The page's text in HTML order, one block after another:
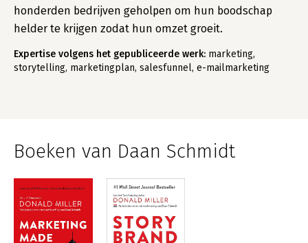
honderden bedrijven geholpen om hun boodschap
helder te krijgen zodat hun omzet groeit.
Expertise volgens het gepubliceerde werk: marketing,
storytelling, marketingplan, salesfunnel, e-mailmarketing
Boeken van Daan Schmidt